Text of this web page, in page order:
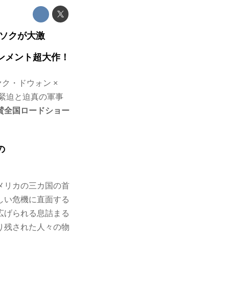
クが大激
ント超大作！
・ドウォン ×
迫と迫真の軍事
全国ロードショー
リカの三カ国の首
い危機に直面する
げられる息詰まる
残された人々の物